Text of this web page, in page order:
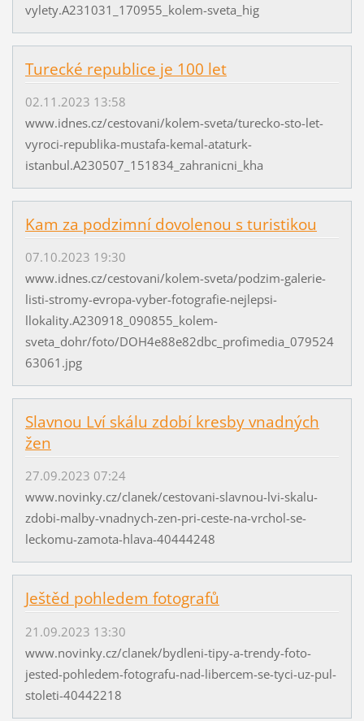
vylety.A231031_170955_kolem-sveta_hig
Turecké republice je 100 let
02.11.2023 13:58
www.idnes.cz/cestovani/kolem-sveta/turecko-sto-let-
vyroci-republika-mustafa-kemal-ataturk-
istanbul.A230507_151834_zahranicni_kha
Kam za podzimní dovolenou s turistikou
07.10.2023 19:30
www.idnes.cz/cestovani/kolem-sveta/podzim-galerie-
listi-stromy-evropa-vyber-fotografie-nejlepsi-
llokality.A230918_090855_kolem-
sveta_dohr/foto/DOH4e88e82dbc_profimedia_079524
63061.jpg
Slavnou Lví skálu zdobí kresby vnadných
žen
27.09.2023 07:24
www.novinky.cz/clanek/cestovani-slavnou-lvi-skalu-
zdobi-malby-vnadnych-zen-pri-ceste-na-vrchol-se-
leckomu-zamota-hlava-40444248
Ještěd pohledem fotografů
21.09.2023 13:30
www.novinky.cz/clanek/bydleni-tipy-a-trendy-foto-
jested-pohledem-fotografu-nad-libercem-se-tyci-uz-pul-
stoleti-40442218